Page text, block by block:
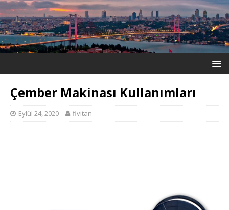
Çember Makinası Kullanımları
Eylül 24, 2020 fivitan